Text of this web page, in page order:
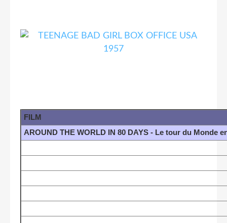
FILM
AROUND THE WORLD IN 80 DAYS - Le tour du Monde